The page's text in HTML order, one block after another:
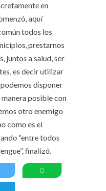
en
aquí
todos los
prestarnos
juntos a salud, ser
es decir utilizar
disponer
posible con
otro enemigo
como es el
“entre todos
finalizó.